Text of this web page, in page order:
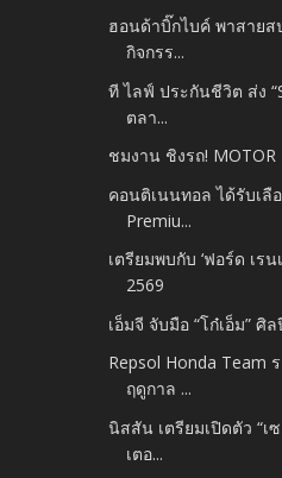
ฮอนด้าบิ๊กไบค์ พาสายส
กิจกรร...
ที ไลฟ์ ประกันชีวิต ส่ง
ตลา...
ชมงาน ชิงรถ! MOTOR
คอนติเนนทอล ได้รับเลื
Premiu...
เตรียมพบกับ ‘ฟอร์ด เร
2569
เอ็มจี จับมือ “โก๋เอ็ม”
Repsol Honda Team
ฤดูกาล ...
นิสสัน เตรียมเปิดตัว “เ
เตอ...